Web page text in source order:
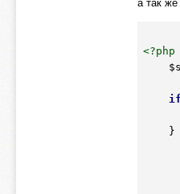
а так же
<?php
if
    }